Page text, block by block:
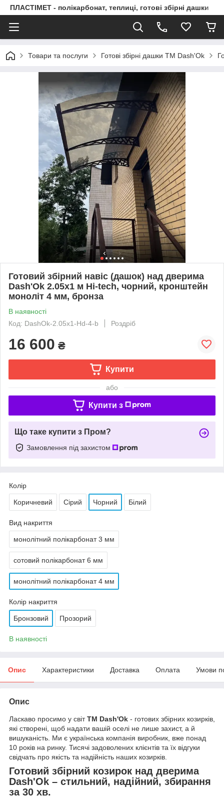
ПЛАСТІМЕТ - полікарбонат, теплиці, готові збірні дашки
Товари та послуги Готові збірні дашки ТМ Dash'Ok
Готовий збірний навіс (дашок) над дверима
Dash'Ok 2.05x1 м Hi-tech, чорний, кронштейн
моноліт 4 мм, бронза
В наявності
Код: DashOk-2.05x1-Hd-4-b
Роздріб
16 600 ₴
Купити
або
Купити з
Що таке купити з Пром?
Замовлення під захистом
Колір
Коричневий Сірий Чорний Білий
Вид накриття
монолітний полікарбонат 3 мм
сотовий полікарбонат 6 мм
монолітний полікарбонат 4 мм
Колір накриття
Бронзовий Прозорий
В наявності
Опис Характеристики Доставка Оплата Умови
Опис
Ласкаво просимо у світТМ Dash'Ok - готових збірних козирків,
які створені, щоб надати вашій оселі не лише захист, а й
вишуканість. Ми є українська компанія виробник, вже понад
10 років на ринку. Тисячі задоволених клієнтів та їх відгуки
свідчать про якість та надійність наших козирків.
Готовий збірний козирок над дверима
Dash'Ok – стильний, надійний, збирання
за 30 хв.